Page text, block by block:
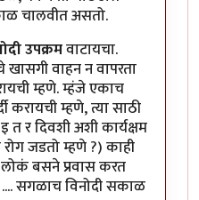
चालवीत असतो.
उपक्रमवाटायचा.
वाहन न वापरता
म्हणे. म्हंजे एकाच
करायची म्हणे, त्या साठी
र दिवशी अशी कार्यक्षम
जडतो म्हणे ?) काही
लोकं बसने प्रवास करत
सगळाच विनोदी सकाळ